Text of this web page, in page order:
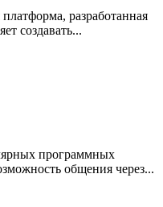
разработанная
создавать...
программных
общения через...